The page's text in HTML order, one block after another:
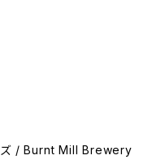
ズ / Burnt Mill Brewery